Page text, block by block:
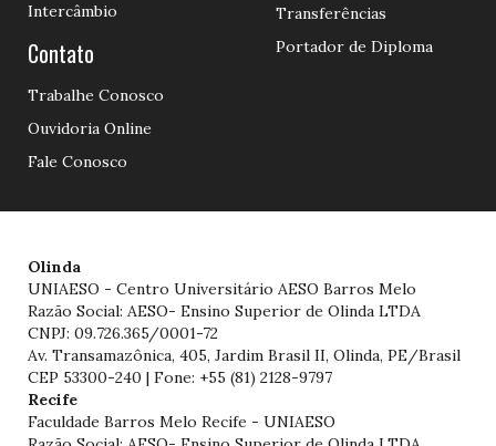
Intercâmbio
Contato
Trabalhe Conosco
Ouvidoria Online
Fale Conosco
Transferências
Portador de Diploma
Olinda
UNIAESO - Centro Universitário AESO Barros Melo
Razão Social: AESO- Ensino Superior de Olinda LTDA
CNPJ: 09.726.365/0001-72
Av. Transamazônica, 405, Jardim Brasil II, Olinda, PE/Brasil
CEP 53300-240 | Fone: +55 (81) 2128-9797
Recife
Faculdade Barros Melo Recife - UNIAESO